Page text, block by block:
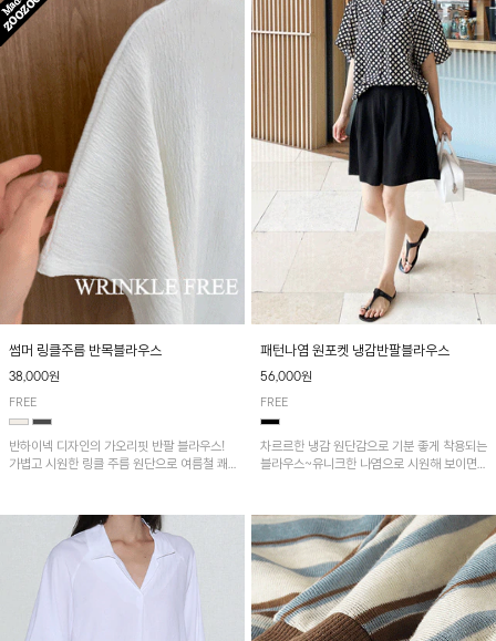
썸머 링클주름 반목블라우스
38,000원
FREE
반하이넥 디자인의 가오리핏 반팔 블라우스!
가볍고 시원한 링클 주름 원단으로 여름철 쾌
패턴나염 원포켓 냉감반팔블라우스
56,000원
FREE
차르르한 냉감 원단감으로 기분 좋게 착용되는
블라우스~유니크한 나염으로 시원해 보이면